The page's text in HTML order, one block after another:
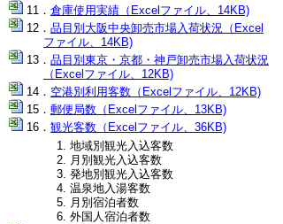
倉庫使用実績（Excelファイル、14KB)
品目別大阪中央卸売市場入荷状況（Excel
ファイル、14KB)
品目別東京・京都・神戸卸売市場入荷状況
（Excelファイル、12KB)
空港別利用客数（Excelファイル、12KB)
郵便局数（Excelファイル、13KB)
観光客数（Excelファイル、36KB)
地域別観光入込客数
月別観光入込客数
発地別観光入込客数
温泉地入湯客数
月別宿泊者数
外国人宿泊者数